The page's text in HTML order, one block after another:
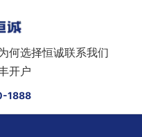
何选择恒诚联系我们
开户
1888